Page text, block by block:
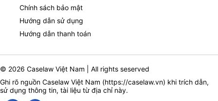
Chính sách bảo mật
Hướng dẫn sử dụng
Hướng dẫn thanh toán
© 2026 Caselaw Việt Nam | All rights seserved
Ghi rõ nguồn Caselaw Việt Nam (https://caselaw.vn) khi trích dẫn,
sử dụng thông tin, tài liệu từ địa chỉ này.